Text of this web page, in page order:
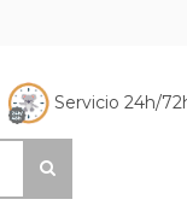
Servicio 24h/